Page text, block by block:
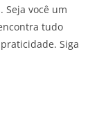
você um
tudo
Siga